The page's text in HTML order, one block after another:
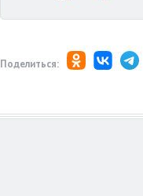
Поделиться: